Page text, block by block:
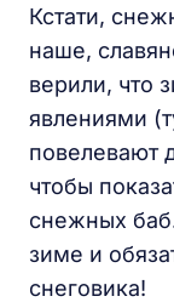
Кстати,
наше,
верили, что
явлениями
повелевают
чтобы
снежных
зиме и
снеговика!